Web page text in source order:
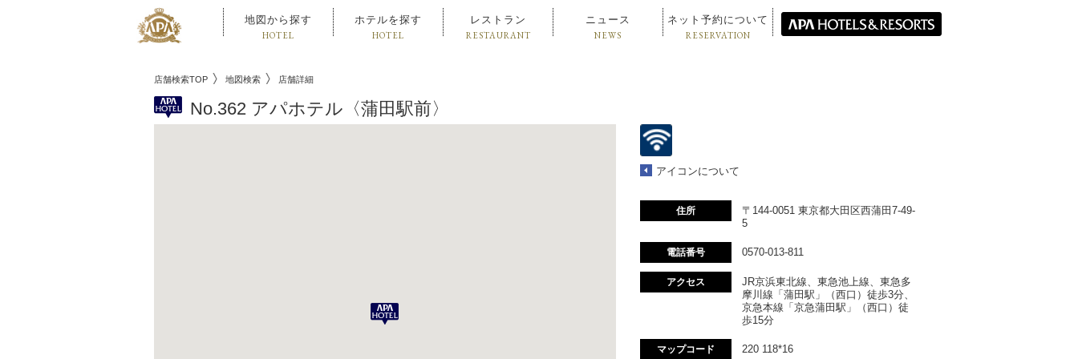
地図から探す
HOTEL
ホテルを探す
HOTEL
レストラン
RESTAURANT
ニュース
NEWS
ネット予約について
RESERVATION
店舗検索TOP 地図検索 店舗詳細
No.362 アパホテル〈蒲田駅前〉
アイコンについて
住所
〒144-0051 東京都大田区西蒲田7-49-
5
電話番号 0570-013-811
アクセス
JR京浜東北線、東急池上線、東急多
摩川線「蒲田駅」（西口）徒歩3分、
京急本線「京急蒲田駅」（西口）徒
歩15分
マップコード 220 118*16